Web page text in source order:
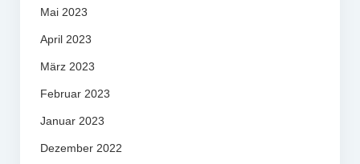
Mai 2023
April 2023
März 2023
Februar 2023
Januar 2023
Dezember 2022